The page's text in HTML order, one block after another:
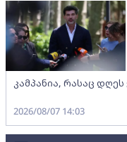
კამპანია, რასაც
2026/08/07 14:03